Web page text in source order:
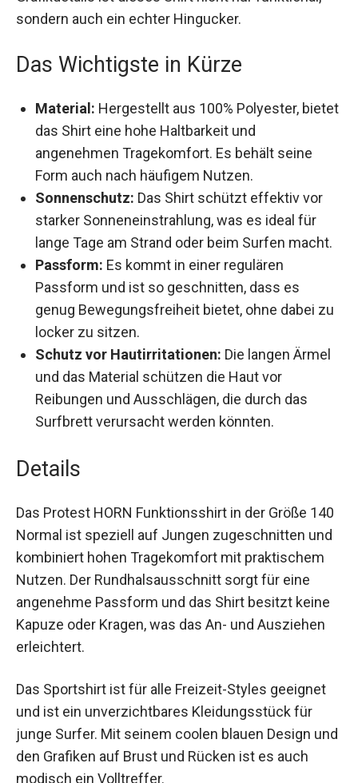
sondern auch ein echter Hingucker.
Das Wichtigste in Kürze
bietet das Shirt eine hohe Haltbarkeit und
angenehmen Tragekomfort. Es behält seine
Form auch nach häufigem Nutzen.
Sonnenschutz:Das Shirt schützt effektiv vor
starker Sonneneinstrahlung, was es ideal für
lange Tage am Strand oder beim Surfen
macht.
Passform: Es kommt in einer regulären
Passform und ist so geschnitten, dass es
genug Bewegungsfreiheit bietet, ohne dabei
zu locker zu sitzen.
Schutz vor Hautirritationen: Die langen
Ärmel und das Material schützen die Haut vor
Reibungen und Ausschlägen, die durch das
Surfbrett verursacht werden könnten.
Details
Das Protest HORN Funktionsshirt in der Größe
140 Normal ist speziell auf Jungen
zugeschnitten und kombiniert hohen
Tragekomfort mit praktischem Nutzen. Der
Rundhalsausschnitt sorgt für eine angenehme
Passform und das Shirt besitzt keine Kapuze
oder Kragen, was das An- und Ausziehen
Das Sportshirt ist für alle Freizeit-Styles geeignet
und ist ein unverzichtbares Kleidungsstück für
junge Surfer. Mit seinem coolen blauen Design